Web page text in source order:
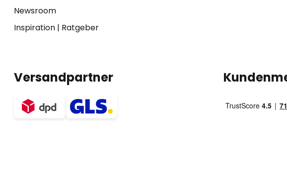
Newsroom
Inspiration| Ratgeber
Versandpartner